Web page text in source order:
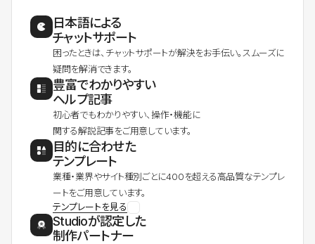
日本語による
チャットサポート
困ったときは、チャットサポートが解決をお手伝い。スムーズに
疑問を解消できます。
豊富でわかりやすい
ヘルプ記事
初心者でもわかりやすい、操作・機能に
関する解説記事をご用意しています。
目的に合わせた
テンプレート
業種・業界やサイト種別ごとに400を超える高品質なテンプレ
ートをご用意しています。
テンプレートを見る
Studioが認定した
制作パートナー